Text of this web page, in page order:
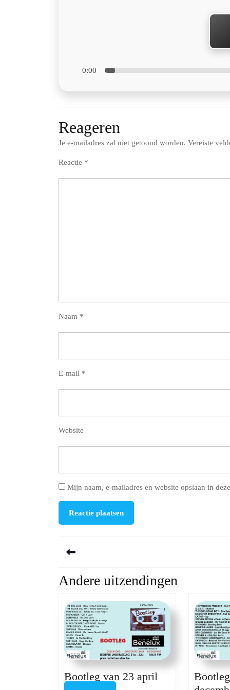
0:00
Reageren
Je e-mailadres zal niet getoond worden. Vereiste
Reactie *
Naam *
E-mail *
Website
Mijn naam, e-mailadres en website opslaan in
Previous
Andere uitzendingen
Bootleg van 23 april